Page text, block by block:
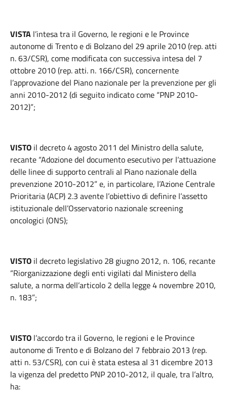
VISTA l’intesa tra il Governo, le regioni e le Province
autonome di Trento e di Bolzano del 29 aprile 2010 (rep. atti
n. 63/CSR), come modificata con successiva intesa del 7
ottobre 2010 (rep. atti. n. 166/CSR), concernente
l’approvazione del Piano nazionale per la prevenzione per gli
anni 2010-2012 (di seguito indicato come “PNP 2010-
2012)”;
VISTO il decreto 4 agosto 2011 del Ministro della salute,
recante “Adozione del documento esecutivo per l’attuazione
delle linee di supporto centrali al Piano nazionale della
prevenzione 2010-2012” e, in particolare, l’Azione Centrale
Prioritaria (ACP) 2.3 avente l’obiettivo di definire l’assetto
istituzionale dell’Osservatorio nazionale screening
oncologici (ONS);
VISTO il decreto legislativo 28 giugno 2012, n. 106, recante
“Riorganizzazione degli enti vigilati dal Ministero della
salute, a norma dell’articolo 2 della legge 4 novembre 2010,
n. 183”;
VISTO l’accordo tra il Governo, le regioni e le Province
autonome di Trento e di Bolzano del 7 febbraio 2013 (rep.
atti n. 53/CSR), con cui è stata estesa al 31 dicembre 2013
la vigenza del predetto PNP 2010-2012, il quale, tra l’altro,
ha: